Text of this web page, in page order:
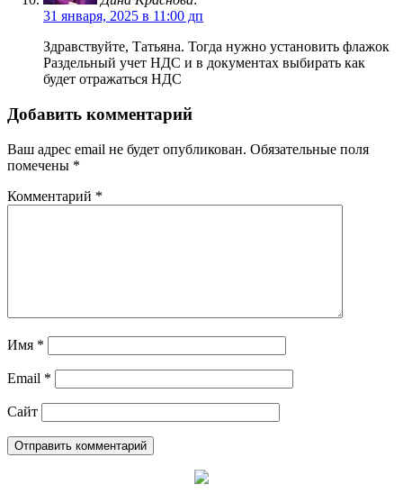
31 января, 2025 в 11:00 дп
Здравствуйте, Татьяна. Тогда нужно установить флажок
Раздельный учет НДС и в документах выбирать как
будет отражаться НДС
Добавить комментарий
Ваш адрес email не будет опубликован. Обязательные поля
помечены *
Комментарий *
Имя *
Email *
Сайт